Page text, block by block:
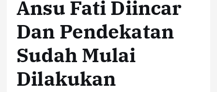
Ansu Fati Diincar
Dan Pendekatan
Sudah Mulai
Dilakukan